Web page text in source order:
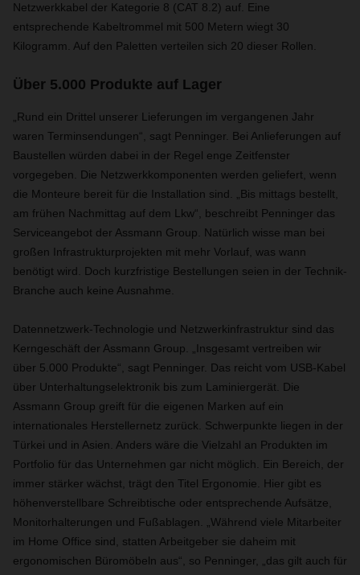
Netzwerkkabel der Kategorie 8 (CAT 8.2) auf. Eine
entsprechende Kabeltrommel mit 500 Metern wiegt 30
Kilogramm. Auf den Paletten verteilen sich 20 dieser Rollen.
Über 5.000 Produkte auf Lager
„Rund ein Drittel unserer Lieferungen im vergangenen Jahr
waren Terminsendungen“, sagt Penninger. Bei Anlieferungen auf
Baustellen würden dabei in der Regel enge Zeitfenster
vorgegeben. Die Netzwerkkomponenten werden geliefert, wenn
die Monteure bereit für die Installation sind. „Bis mittags bestellt,
am frühen Nachmittag auf dem Lkw“, beschreibt Penninger das
Serviceangebot der Assmann Group. Natürlich wisse man bei
großen Infrastrukturprojekten mit mehr Vorlauf, was wann
benötigt wird. Doch kurzfristige Bestellungen seien in der Technik-
Branche auch keine Ausnahme.
Datennetzwerk-Technologie und Netzwerkinfrastruktur sind das
Kerngeschäft der Assmann Group. „Insgesamt vertreiben wir
über 5.000 Produkte“, sagt Penninger. Das reicht vom USB-Kabel
über Unterhaltungselektronik bis zum Laminiergerät. Die
Assmann Group greift für die eigenen Marken auf ein
internationales Herstellernetz zurück. Schwerpunkte liegen in der
Türkei und in Asien. Anders wäre die Vielzahl an Produkten im
Portfolio für das Unternehmen gar nicht möglich. Ein Bereich, der
immer stärker wächst, trägt den Titel Ergonomie. Hier gibt es
höhenverstellbare Schreibtische oder entsprechende Aufsätze,
Monitorhalterungen und Fußablagen. „Während viele Mitarbeiter
im Home Office sind, statten Arbeitgeber sie daheim mit
ergonomischen Büromöbeln aus“, so Penninger, „das gilt auch für